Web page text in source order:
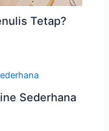
Tetap?
Sederhana